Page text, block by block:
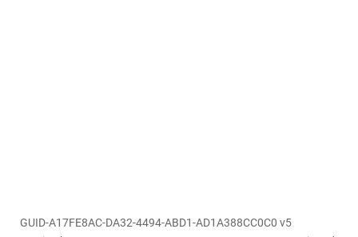
GUID-A17FE8AC-DA32-4494-ABD1-AD1A388CC0C0 v5